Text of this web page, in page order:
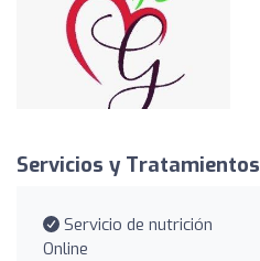
Servicios y Tratamientos
Servicio de nutrición
Online